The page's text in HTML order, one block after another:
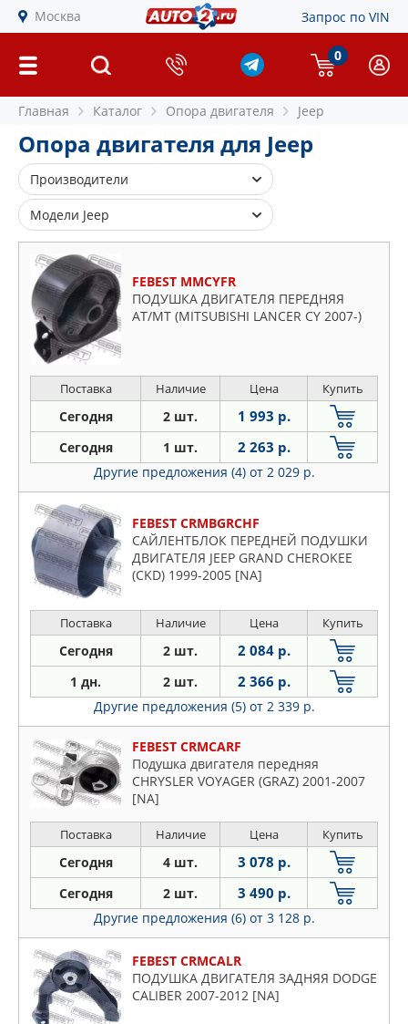
Москва Запрос по VIN
0
Главная Каталог Опора двигателя Jeep
Опора двигателя для Jeep
Производители
FEBEST
SWAG
Модели Jeep
Cherokee
Compass
Grand
Patriot
Renegade
Wrangler
FEBEST MMCYFR
ПОДУШКА ДВИГАТЕЛЯ ПЕРЕДНЯЯ
AT/MT (MITSUBISHI LANCER CY 2007-)
Поставка Наличие Цена Купить
Сегодня 2 шт. 1 993 р.
Сегодня 1 шт. 2 263 р.
Другие предложения (4) от 2 029 р.
FEBEST CRMBGRCHF
САЙЛЕНТБЛОК ПЕРЕДНЕЙ ПОДУШКИ
ДВИГАТЕЛЯ JEEP GRAND CHEROKEE
(CKD) 1999-2005 [NA]
Поставка Наличие Цена Купить
Сегодня 2 шт. 2 084 р.
1 дн. 2 шт. 2 366 р.
Другие предложения (5) от 2 339 р.
FEBEST CRMCARF
Подушка двигателя передняя
CHRYSLER VOYAGER (GRAZ) 2001-2007
[NA]
Поставка Наличие Цена Купить
Сегодня 4 шт. 3 078 р.
Сегодня 2 шт. 3 490 р.
Другие предложения (6) от 3 128 р.
FEBEST CRMCALR
ПОДУШКА ДВИГАТЕЛЯ ЗАДНЯЯ DODGE
CALIBER 2007-2012 [NA]